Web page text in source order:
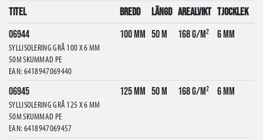
Titel Bredd Längd Arealvikt Tjocklek
06944
SYLLISOLERING GRÅ 100 X 6 MM
50M SKUMMAD PE
EAN: 6418947069440
100 mm 50 m 168 g/m² 6 mm
06945
SYLLISOLERING GRÅ 125 X 6 MM
50M SKUMMAD PE
EAN: 6418947069457
125 mm 50 m 168 g/m² 6 mm